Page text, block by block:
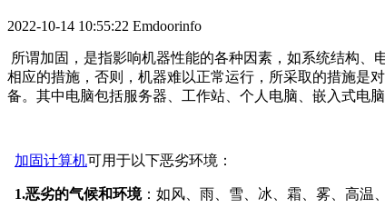
2022-10-14 10:55:22 Emdoorinfo
所谓加固，是指影响机器性能的各种因素，如系统结构
相应的措施，否则，机器难以正常运行，所采取的措施是
备。其中电脑包括服务器、工作站、个人电脑、嵌入式电脑
加固计算机可用于以下恶劣环境：
1.恶劣的气候和环境：如风、雨、雪、冰、霜、雾、高温